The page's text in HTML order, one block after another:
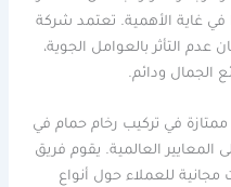
في غاية الأهمية. تعتمد شركة
عدم التأثر بالعوامل الجوية،
الجمال ودائم.
في تركيب رخام حمام في
المعايير العالمية. يقوم فريق
للعملاء حول أنواع